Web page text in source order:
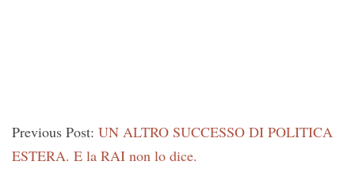
Previous Post: UN ALTRO SUCCESSO DI POLITICA
ESTERA. E la RAI non lo dice.